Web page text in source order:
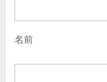
名前